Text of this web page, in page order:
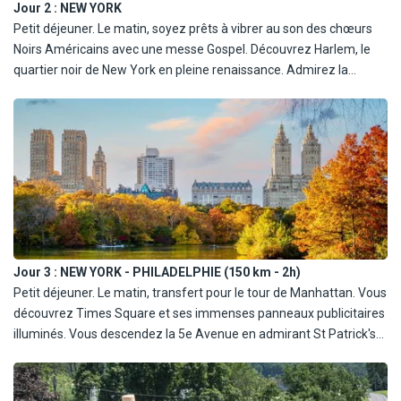
Jour 2 : NEW YORK
Petit déjeuner. Le matin, soyez prêts à vibrer au son des chœurs
Noirs Américains avec une messe Gospel. Découvrez Harlem, le
quartier noir de New York en pleine renaissance. Admirez la
Theater. Restez dans l'ambiance typique d'un dimanche à New
York en dégustant un brunch. L'après-midi, montée au 86e étage
de l'Empire State Building, dont la point domine encore les cartes
postales et illumine toutes les nuits Manhattan avec des couleurs
différentes... Dîner libre à Times Square. Transfert retour à votre
hôtel et nuit en banlieue de New York.
Jour 3 : NEW YORK - PHILADELPHIE (150 km - 2h)
Petit déjeuner. Le matin, transfert pour le tour de Manhattan. Vous
découvrez Times Square et ses immenses panneaux publicitaires
illuminés. Vous descendez la 5e Avenue en admirant St Patrick's
Grand Central Station. Visite de Greenwich Village le long de ses
rues bordées d'arbres, SoHo et Chinatown, enclaves ethniques et